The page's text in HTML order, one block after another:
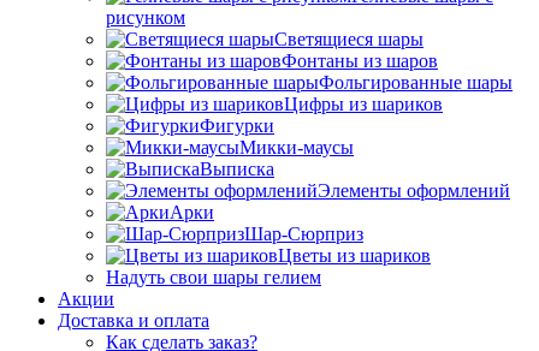
рисунком
Светящиеся шары
Фонтаны из шаров
Фольгированные шары
Цифры из шариков
Фигурки
Микки-маусы
Выписка
Элементы оформлений
Арки
Шар-Сюрприз
Цветы из шариков
Надуть свои шары гелием
Акции
Доставка и оплата
Как сделать заказ?